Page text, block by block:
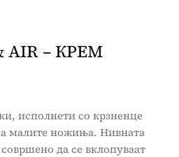
AIR – КРЕМ
исполнети со крзненце
малите ножиња. Нивната
да се вклопуваат